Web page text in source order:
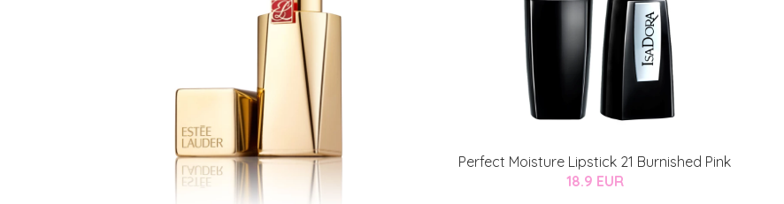
Perfect Moisture Lipstick 21 Burnished Pink
18.9 EUR
Varaa konsultaatio
ja saat nyt myös -200 €
toimenpiteestä.
KATSO TARJOUS